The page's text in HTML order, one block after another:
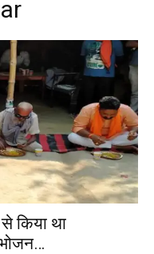
किया था